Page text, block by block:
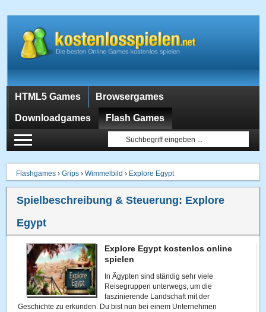
HTML5 Games Browsergames
Downloadgames Flash Games
Flashgames ›Grips ›Wimmelbild › Explore Egypt
Spielbeschreibung & Steuerung: Explore
Egypt
Explore Egypt kostenlos online
spielen
In Ägypten sind ständig sehr viele
Reisegruppen unterwegs, um die
faszinierende Landschaft mit der
Geschichte zu erkunden. Du bist nun bei einem Unternehmen